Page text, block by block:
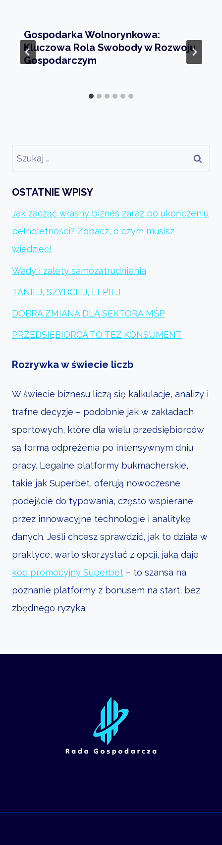
Gospodarka Wolnorynkowa:
Kluczowa Rola Swobody w Rozwoju
Gospodarczym
Szukaj:
OSTATNIE WPISY
Jak zacząć własny biznes zaraz po ukończeniu
pełnoletności? Zobacz, o czym musisz
wiedzieć!
Wady i zalety samozatrudnienia
TANIEJ, SZYBCIEJ, LEPIEJ
DOBRA ZMIANA DLA SEKTORA MŚP
PRZEDSIĘBIORCA TO TEŻ KONSUMENT
Rozrywka w świecie liczb
W świecie biznesu liczą się kalkulacje, analizy i
trafne decyzje – podobnie jak w zakładach
sportowych, które dla wielu przedsiębiorców
są formą odprężenia po intensywnym dniu
pracy. Legalne platformy bukmacherskie,
takie jak Superbet, oferują nowoczesne
podejście do typowania, często wspierane
przez innowacyjne technologie i analitykę
danych. Jeśli chcesz sprawdzić, jak to działa w
praktyce, warto skorzystać z opcji, jaką daje
kod promocyjny Superbet – to szansa na
poznanie platformy z bonusem na start, bez
zbędnego ryzyka.